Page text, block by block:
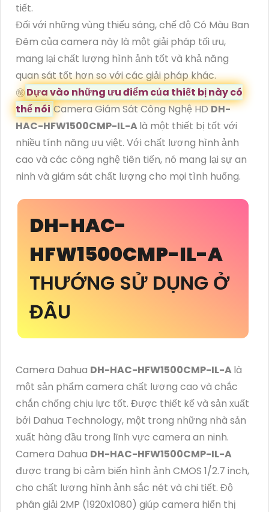
tiết.
Đối với những vùng thiếu sáng, chế độ Có Màu Ban
Đêm của camera này là một giải pháp tối ưu,
mang lại chất lượng hình ảnh tốt và khả năng
quan sát tốt hơn so với các giải pháp khác.
㊙️Dựa vào những ưu điểm của thiết bị này có
thể nóiCamera Giám Sát Công Nghệ HDDH-
HAC-HFW1500CMP-IL-Alà một thiết bị tốt với
nhiều tính năng ưu việt. Với chất lượng hình ảnh
cao và các công nghệ tiên tiến, nó mang lại sự an
ninh và giám sát chất lượng cho mọi tình huống.
DH-HAC-
HFW1500CMP-IL-A
THƯỚNG SỬ DỤNG Ở
ĐÂU
Camera Dahua DH-HAC-HFW1500CMP-IL-Alà
một sản phẩm camera chất lượng cao và chắc
chắn chống chịu lực tốt. Được thiết kế và sản xuất
bởi Dahua Technology, một trong những nhà sản
xuất hàng đầu trong lĩnh vực camera an ninh.
Camera Dahua DH-HAC-HFW1500CMP-IL-A
được trang bị cảm biến hình ảnh CMOS 1/2.7 inch,
cho chất lượng hình ảnh sắc nét và chi tiết. Độ
phân giải 2MP (1920x1080) giúp camera hiển thị